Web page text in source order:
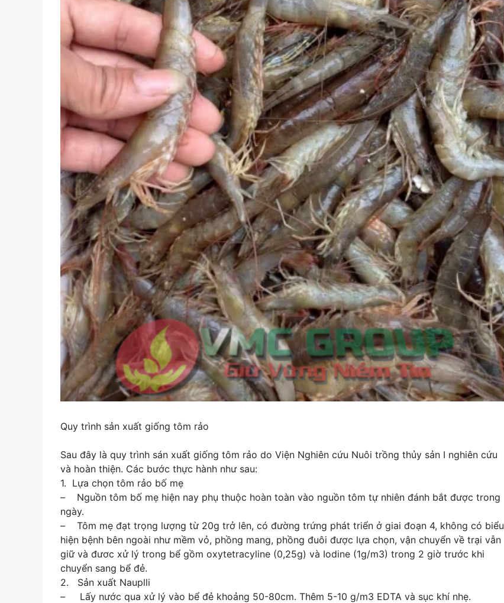
Quy trình sản xuất giống tôm rảo
Sau đây là quy trình sán xuất giống tôm rảo do Viện Nghiên cứu Nuôi trồng thủy sản I nghiên cứu
và hoàn thiện. Các bước thực hành như sau:
1. Lựa chọn tôm rảo bố mẹ
– Nguồn tôm bố mẹ hiện nay phụ thuộc hoàn toàn vào nguồn tôm tự nhiên đánh bắt được trong
ngày.
– Tôm mẹ đạt trọng lượng từ 20g trở lên, có đường trứng phát triển ở giai đoạn 4, không có biểu
hiện bệnh bên ngoài như mềm vỏ, phồng mang, phồng đuôi được lựa chọn, vận chuyển về trại vẫn
giữ và đươc xử lý trong bể gồm oxytetracyline (0,25g) và Iodine (1g/m3) trong 2 giờ trước khi
chuyển sang bể đẻ.
2. Sản xuất Nauplli
– Lấy nước qua xử lý vào bể đẻ khoảng 50-80cm. Thêm 5-10 g/m3 EDTA và sục khí nhẹ.